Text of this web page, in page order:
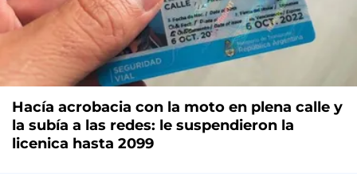
Hacía acrobacia con la moto en plena calle y
la subía a las redes: le suspendieron la
licenica hasta 2099